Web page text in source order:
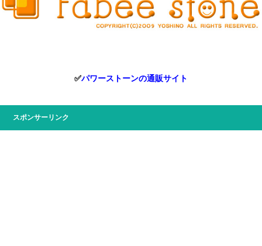
✅パワーストーンの通販サイト
スポンサーリンク